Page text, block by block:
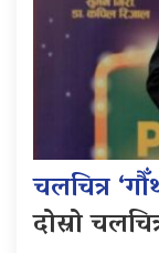
चलचित्र
दोस्रो